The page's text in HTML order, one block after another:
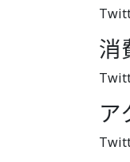
消
ア